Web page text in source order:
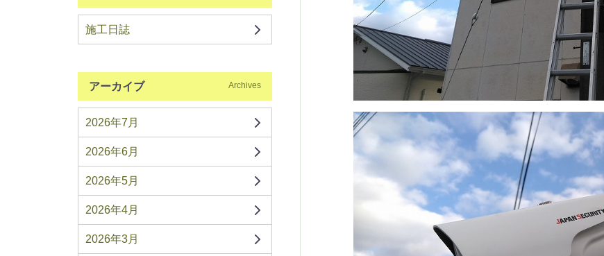
施工日誌
アーカイブ Archives
2026年7月
2026年6月
2026年5月
2026年4月
2026年3月